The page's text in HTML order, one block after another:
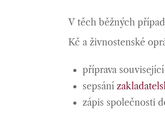
V těch běžných
Kč a živnostenské
příprava
sepsání
zápis společnosti